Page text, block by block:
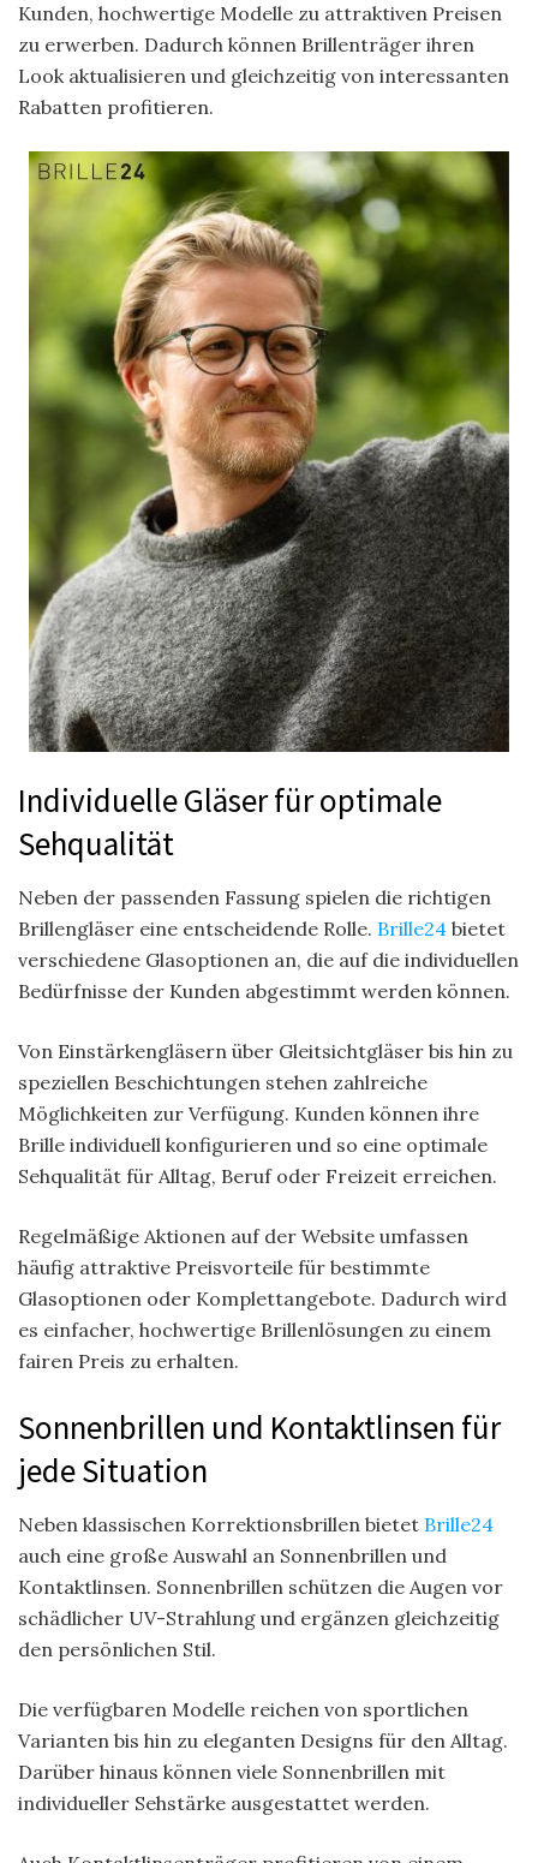
Kunden, hochwertige Modelle zu attraktiven Preisen
zu erwerben. Dadurch können Brillenträger ihren
Look aktualisieren und gleichzeitig von interessanten
Rabatten profitieren.
Individuelle Gläser für optimale
Sehqualität
Neben der passenden Fassung spielen die richtigen
Brillengläser eine entscheidende Rolle. Brille24 bietet
verschiedene Glasoptionen an, die auf die individuellen
Bedürfnisse der Kunden abgestimmt werden können.
Von Einstärkengläsern über Gleitsichtgläser bis hin zu
speziellen Beschichtungen stehen zahlreiche
Möglichkeiten zur Verfügung. Kunden können ihre
Brille individuell konfigurieren und so eine optimale
Sehqualität für Alltag, Beruf oder Freizeit erreichen.
Regelmäßige Aktionen auf der Website umfassen
häufig attraktive Preisvorteile für bestimmte
Glasoptionen oder Komplettangebote. Dadurch wird
es einfacher, hochwertige Brillenlösungen zu einem
fairen Preis zu erhalten.
Sonnenbrillen und Kontaktlinsen für
jede Situation
Neben klassischen Korrektionsbrillen bietet Brille24
auch eine große Auswahl an Sonnenbrillen und
Kontaktlinsen. Sonnenbrillen schützen die Augen vor
schädlicher UV-Strahlung und ergänzen gleichzeitig
den persönlichen Stil.
Die verfügbaren Modelle reichen von sportlichen
Varianten bis hin zu eleganten Designs für den Alltag.
Darüber hinaus können viele Sonnenbrillen mit
individueller Sehstärke ausgestattet werden.